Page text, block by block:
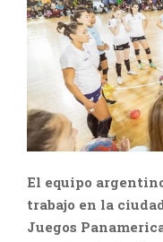
El equipo
trabajo en la
Juegos